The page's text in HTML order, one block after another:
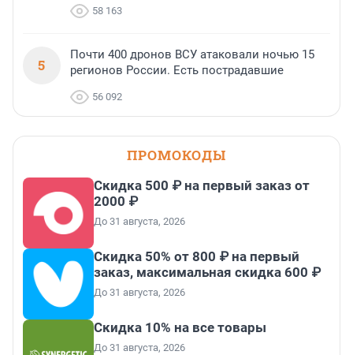
58 163
5
Почти 400 дронов ВСУ атаковали ночью 15
регионов России. Есть пострадавшие
56 092
ПРОМОКОДЫ
Скидка 500 ₽ на первый заказ от
2000 ₽
До 31 августа, 2026
Скидка 50% от 800 ₽ на первый
заказ, максимальная скидка 600 ₽
До 31 августа, 2026
Скидка 10% на все товары
До 31 августа, 2026